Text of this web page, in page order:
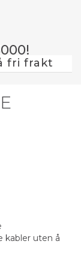
fri frakt
kabler uten å